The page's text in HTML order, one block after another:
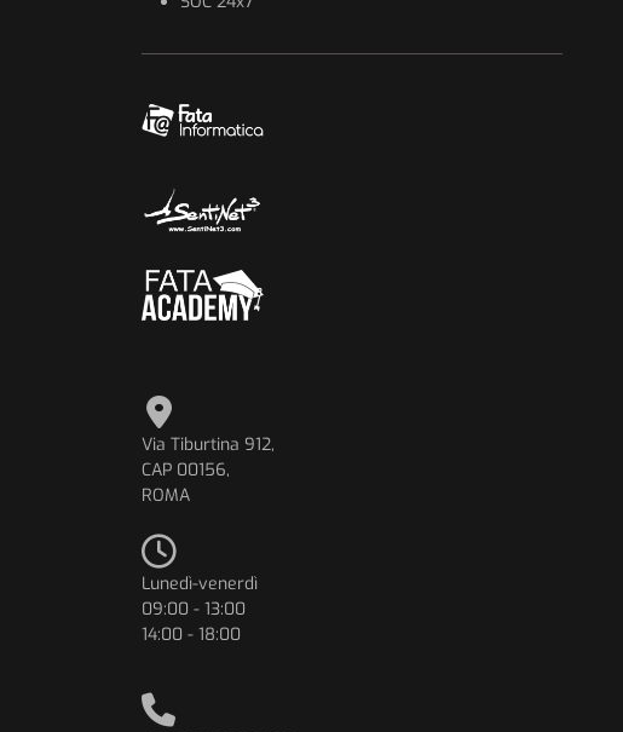
Via Tiburtina 912,
CAP 00156,
ROMA
Lunedì-venerdì
09:00 - 13:00
14:00 - 18:00